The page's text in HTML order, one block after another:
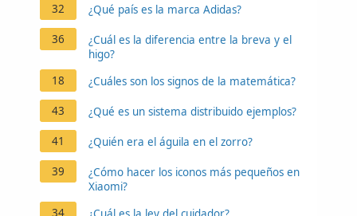
32 ¿Qué país es la marca Adidas?
36
¿Cuál es la diferencia entre la breva y el
higo?
18
¿Cuáles son los signos de la matemática?
43 ¿Qué es un sistema distribuido ejemplos?
41 ¿Quién era el águila en el zorro?
39
¿Cómo hacer los iconos más pequeños en
Xiaomi?
34